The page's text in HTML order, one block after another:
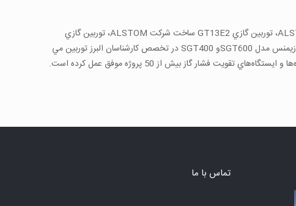
خدمات توربين گازي زيمنس (V94.2)، توربين گازي Frame 9 ساخت شركت GE، توربين گازي Frame 5 و Frame 6 ساخت شركت GE وALSTOM، توربين گازي GT13E2 ساخت شركت ALSTOM، توربين گازي
MS5002 ساخت شركت NOUVO PIGNONE ايتاليا و توربين گازيBBC9 در شناسنامه كاري اين شركت قرار دارد. همچنين توربين هاي صنعتي زيمنس مدل SGT600و SGT400 در تخصص كارشناسان البرز توربين مي
فشار گاز بيش از 50 پروژه موفق عمل كرده است.
تماس با ما